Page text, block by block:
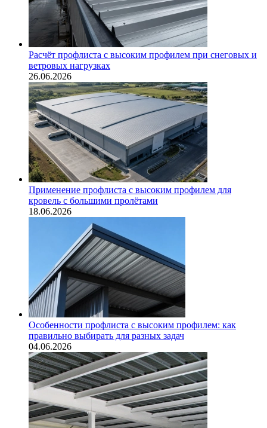
Расчёт профлиста с высоким профилем при снеговых и
ветровых нагрузках
26.06.2026
Применение профлиста с высоким профилем для
кровель с большими пролётами
18.06.2026
Особенности профлиста с высоким профилем: как
правильно выбирать для разных задач
04.06.2026